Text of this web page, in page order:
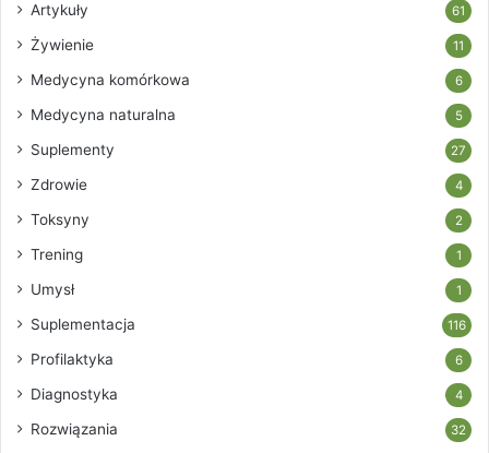
Artykuły 61
Żywienie 11
Medycyna komórkowa 6
Medycyna naturalna 5
Suplementy 27
Zdrowie 4
Toksyny 2
Trening 1
Umysł 1
Suplementacja 116
Profilaktyka 6
Diagnostyka 4
Rozwiązania 32